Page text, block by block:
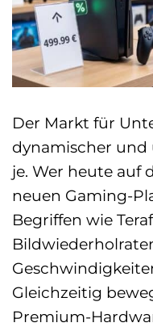
Der Markt für
dynamischer
je. Wer heute auf
neuen Gaming-
Begriffen wie
Gleichzeitig
Premium-